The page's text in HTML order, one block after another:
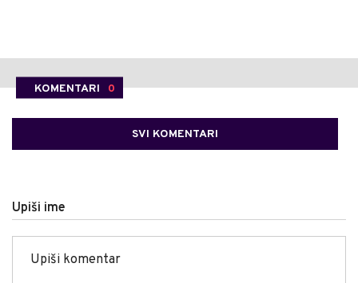
KOMENTARI 0
SVI KOMENTARI
Upiši ime